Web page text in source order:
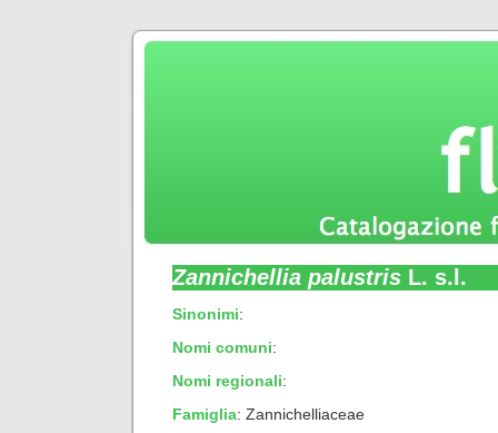
Zannichellia palustris L. s.l.
Sinonimi:
Nomi comuni:
Nomi regionali:
Famiglia: Zannichelliaceae